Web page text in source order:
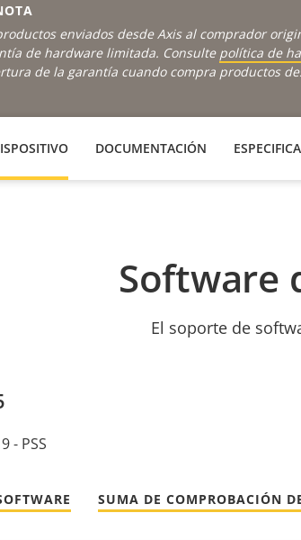
enviados desde Axis al comprador
de hardware limitada. Consulte política de
de la garantía cuando compra productos
DOCUMENTACIÓN
Software
El soporte de
- PSS
SUMA DE COMPROBACIÓN